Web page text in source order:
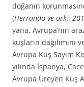
doğanın
(Herrando ve ark.,
yana, Avrupa’nın
kuşların
Avrupa Kuş Sayım
yılında İspanya,
Avrupa Üreyen Kuş